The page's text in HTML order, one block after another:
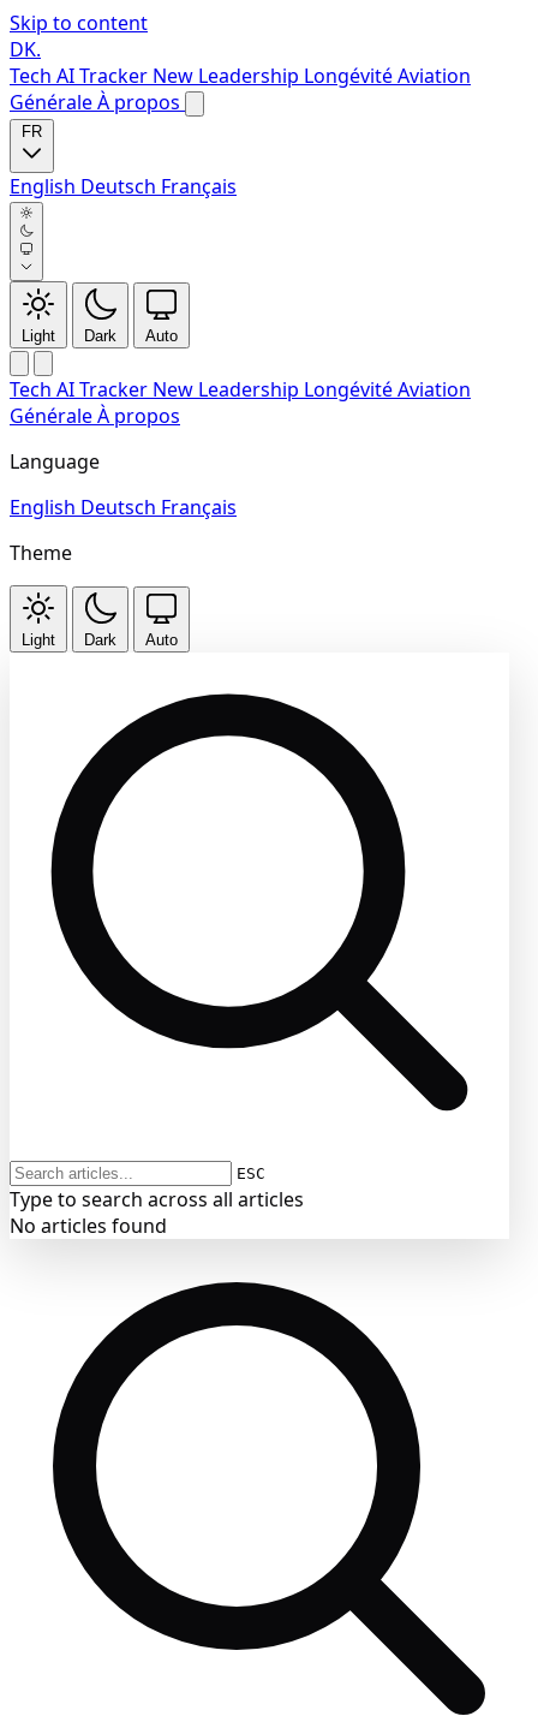
Skip to content
DK.
Tech AI Tracker New Leadership LongévitéAviation
GénéraleÀ propos
English Deutsch Français
Light Dark Auto
Tech AI Tracker New Leadership LongévitéAviation
GénéraleÀ propos
Language
English Deutsch Français
Theme
Light Dark Auto
ESC
Type to search across all articles
No articles found